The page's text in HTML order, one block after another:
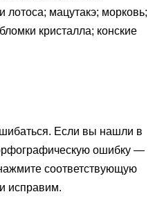
мацутакэ; морковь;
кристалла; конские
Если вы нашли в
ошибку —
соответствующую
исправим.